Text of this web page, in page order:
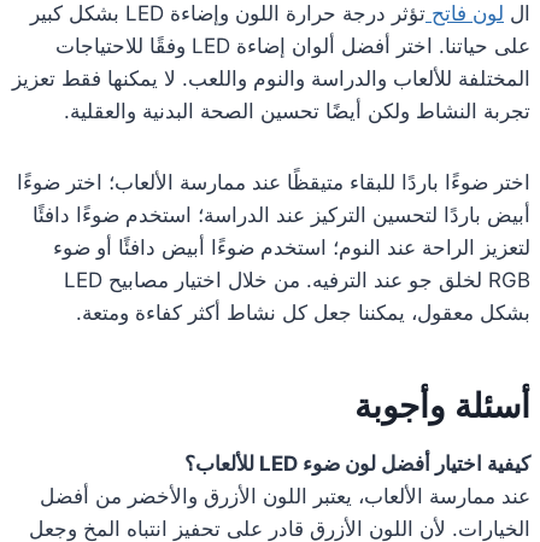
ال لون فاتح
تؤثر درجة حرارة اللون وإضاءة LED بشكل كبير
على حياتنا. اختر أفضل ألوان إضاءة LED وفقًا للاحتياجات
المختلفة للألعاب والدراسة والنوم واللعب. لا يمكنها فقط تعزيز
تجربة النشاط ولكن أيضًا تحسين الصحة البدنية والعقلية.
اختر ضوءًا باردًا للبقاء متيقظًا عند ممارسة الألعاب؛ اختر ضوءًا
أبيض باردًا لتحسين التركيز عند الدراسة؛ استخدم ضوءًا دافئًا
لتعزيز الراحة عند النوم؛ استخدم ضوءًا أبيض دافئًا أو ضوء
RGB لخلق جو عند الترفيه. من خلال اختيار مصابيح LED
بشكل معقول، يمكننا جعل كل نشاط أكثر كفاءة ومتعة.
أسئلة وأجوبة
كيفية اختيار أفضل لون ضوء LED للألعاب؟
عند ممارسة الألعاب، يعتبر اللون الأزرق والأخضر من أفضل
الخيارات. لأن اللون الأزرق قادر على تحفيز انتباه المخ وجعل